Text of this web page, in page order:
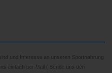
und Interesse an unseren Sportnahrung
einfach per Mail ( Sende uns den